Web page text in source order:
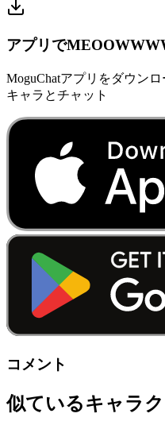
アプリで
MoguChatアプリをダウン
キャラとチャット
コメント
似ているキャラ